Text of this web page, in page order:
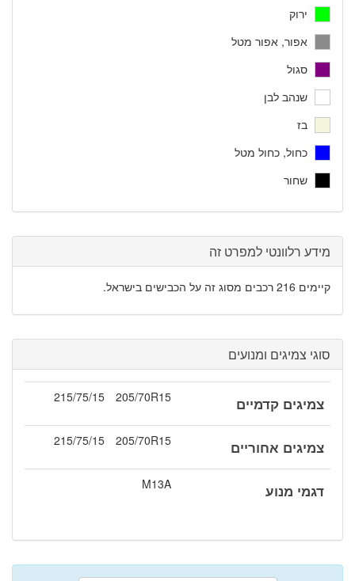
ירוק
אפור, אפור מטל
סגול
שנהב לבן
בז
כחול, כחול מטל
שחור
מידע רלוונטי למפרט זה
קיימים 216 רכבים מסוג זה על הכבישים בישראל.
סוגי צמיגים ומנועים
צמיגים קדמיים 205/70R15
215/75/15
צמיגים אחוריים 205/70R15
215/75/15
דגמי מנוע M13A